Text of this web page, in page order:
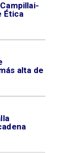
Ética
alta de